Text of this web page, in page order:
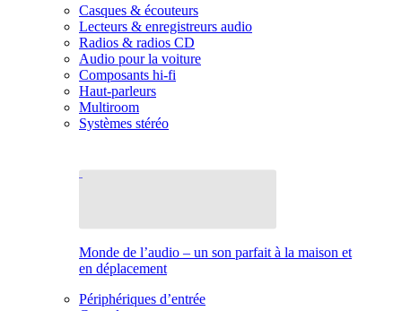
Casques & écouteurs
Lecteurs & enregistreurs audio
Radios & radios CD
Audio pour la voiture
Composants hi-fi
Haut-parleurs
Multiroom
Systèmes stéréo
Monde de l’audio – un son parfait à la maison et
en déplacement
Périphériques d’entrée